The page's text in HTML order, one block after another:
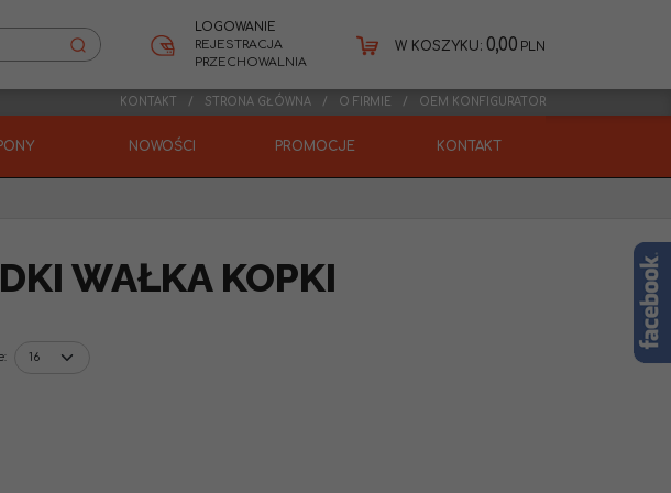
LOGOWANIE
REJESTRACJA
PRZECHOWALNIA
W KOSZYKU: 0,00 PLN
KONTAKT STRONA GŁÓWNA O FIRMIE OEM KONFIGURATOR
NOWOŚCI PROMOCJE KONTAKT
WAŁKA KOPKI
: